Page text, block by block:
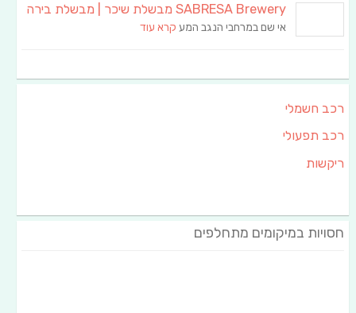
SABRESA Brewery מבשלת שיכר | מבשלת בירה
אי שם במרחבי הנגב המע קרא עוד
רכב חשמלי
רכב תפעולי
ריקשות
חסויות במיקומים מתחלפים